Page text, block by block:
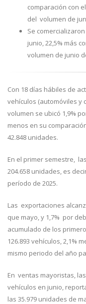
comparación con
del volumen de
Se
junio, 22,5% más
volumen de junio
Con 18 días hábiles de
vehículos (automóviles y
volumen se ubicó 1,9%
menos en su
42.848 unidades.
En el primer semestre,
204.658 unidades, es
período de 2025.
Las exportaciones
que mayo, y 1,7% por
acumulado de los
126.893 vehículos, 2,1%
mismo periodo del año
En ventas mayoristas,
vehículos en junio,
las 35.979 unidades de